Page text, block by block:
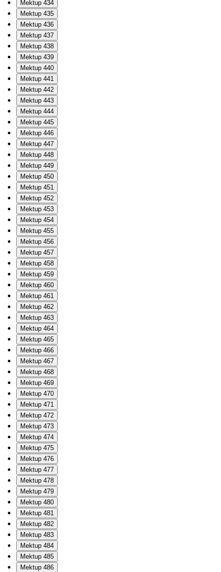
Mektup 434
Mektup 435
Mektup 436
Mektup 437
Mektup 438
Mektup 439
Mektup 440
Mektup 441
Mektup 442
Mektup 443
Mektup 444
Mektup 445
Mektup 446
Mektup 447
Mektup 448
Mektup 449
Mektup 450
Mektup 451
Mektup 452
Mektup 453
Mektup 454
Mektup 455
Mektup 456
Mektup 457
Mektup 458
Mektup 459
Mektup 460
Mektup 461
Mektup 462
Mektup 463
Mektup 464
Mektup 465
Mektup 466
Mektup 467
Mektup 468
Mektup 469
Mektup 470
Mektup 471
Mektup 472
Mektup 473
Mektup 474
Mektup 475
Mektup 476
Mektup 477
Mektup 478
Mektup 479
Mektup 480
Mektup 481
Mektup 482
Mektup 483
Mektup 484
Mektup 485
Mektup 486